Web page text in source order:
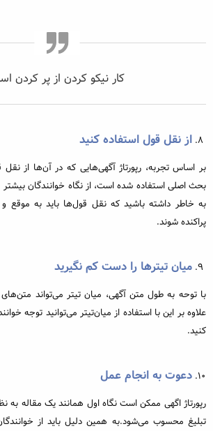
کار نیکو کردن از پر کردن
از نقل قول استفاده کنید
بر اساس تجربه، رپورتاژ آگهی‌هایی که در آن‌ها از
بحث اصلی استفاده شده است، از نگاه خوانندگان بیشتر
به خاطر داشته باشید که نقل‌ قول‌ها باید به موقع و
پراکنده شوند.
میان تیترها را دست کم نگیرید
با توحه به طول متن آگهی، میان تیتر می‌تواند
علاوه بر این با استفاده از میان‌تیتر می‌توانید توجه
کنید.
دعوت به انجام عمل
رپورتاژ اگهی ممکن است نگاه اول همانند یک مقاله به
تبلیغ محسوب می‌شود.به همین دلیل باید از